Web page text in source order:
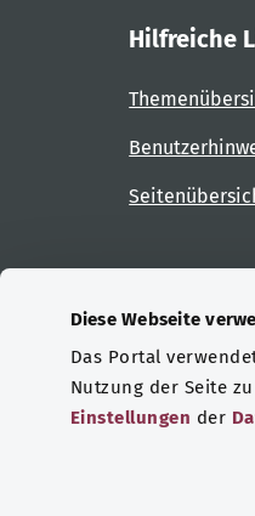
Diese Webseite
Das Portal
Nutzung der Seite
Einstellungen der
Hilfreiche